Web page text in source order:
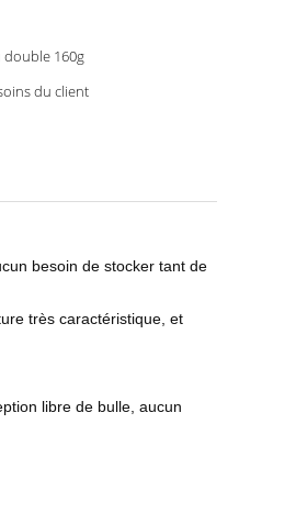
double 160g
du client
besoin de stocker tant de
très caractéristique, et
libre de bulle, aucun